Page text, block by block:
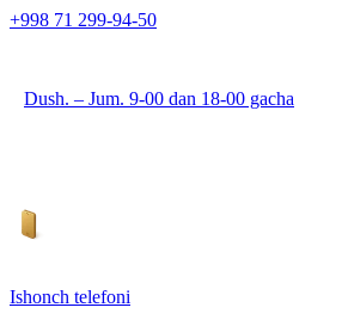
+998 71 299-94-50
Dush. – Jum. 9-00 dan 18-00 gacha
Ishonch telefoni